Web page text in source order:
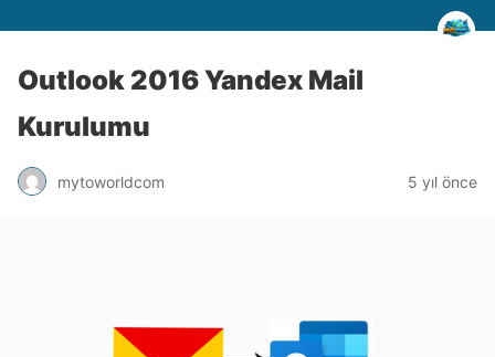
Outlook 2016 Yandex Mail
Kurulumu
mytoworldcom 5 yıl önce